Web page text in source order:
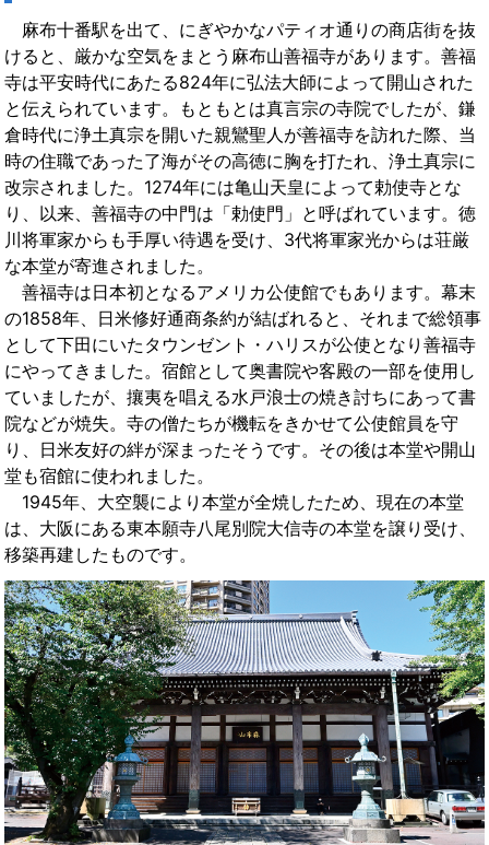
麻布十番駅を出て、にぎやかなパティオ通りの商店街を抜
けると、厳かな空気をまとう麻布山善福寺があります。善福
寺は平安時代にあたる824年に弘法大師によって開山された
と伝えられています。もともとは真言宗の寺院でしたが、鎌
倉時代に浄土真宗を開いた親鸞聖人が善福寺を訪れた際、当
時の住職であった了海がその高徳に胸を打たれ、浄土真宗に
改宗されました。1274年には亀山天皇によって勅使寺とな
り、以来、善福寺の中門は「勅使門」と呼ばれています。徳
川将軍家からも手厚い待遇を受け、3代将軍家光からは荘厳
な本堂が寄進されました。
善福寺は日本初となるアメリカ公使館でもあります。幕末
の1858年、日米修好通商条約が結ばれると、それまで総領事
として下田にいたタウンゼント・ハリスが公使となり善福寺
にやってきました。宿館として奥書院や客殿の一部を使用し
ていましたが、攘夷を唱える水戸浪士の焼き討ちにあって書
院などが焼失。寺の僧たちが機転をきかせて公使館員を守
り、日米友好の絆が深まったそうです。その後は本堂や開山
堂も宿館に使われました。
1945年、大空襲により本堂が全焼したため、現在の本堂
は、大阪にある東本願寺八尾別院大信寺の本堂を譲り受け、
移築再建したものです。